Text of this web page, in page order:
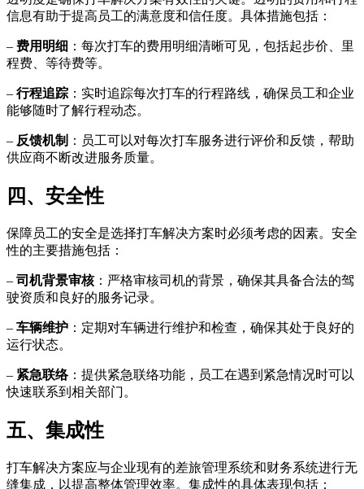
信息有助于提高员工的满意度和信任度。具体措施包括：
– 费用明细 ：每次打车的费用明细清晰可见，包括起步价、里
程费、等待费等。
– 行程追踪 ：实时追踪每次打车的行程路线，确保员工和企业
能够随时了解行程动态。
– 反馈机制 ：员工可以对每次打车服务进行评价和反馈，帮助
供应商不断改进服务质量。
四、安全性
保障员工的安全是选择打车解决方案时必须考虑的因素。安全
性的主要措施包括：
– 司机背景审核：严格审核司机的背景，确保其具备合法的驾
驶资质和良好的服务记录。
– 车辆维护 ：定期对车辆进行维护和检查，确保其处于良好的
运行状态。
– 紧急联络：提供紧急联络功能，员工在遇到紧急情况时可以
快速联系到相关部门。
五、集成性
打车解决方案应与企业现有的差旅管理系统和财务系统进行无
缝集成，以提高整体管理效率。集成性的具体表现包括：